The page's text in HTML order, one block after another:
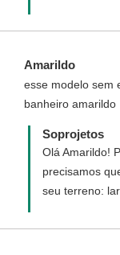
Amarildo
esse modelo sem
banheiro amarildo
Soprojetos
Olá Amarildo!
precisamos
seu terreno: